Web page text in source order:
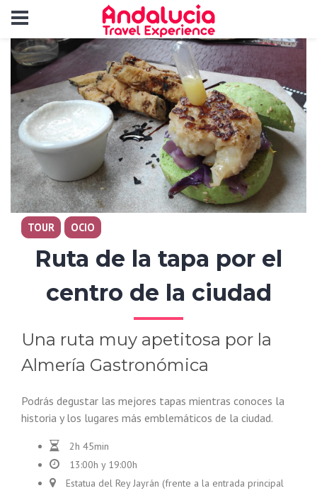
TOUR OCIO
Ruta de la tapa por el
centro de la ciudad
Una ruta muy apetitosa por la
Almería Gastronómica
Podrás degustar las mejores tapas mientras conoces la
historia y los lugares más emblemáticos de la ciudad.
2h 45min
13:00h y 19:00h
Estatua del Rey Jayrán (frente a la entrada principal